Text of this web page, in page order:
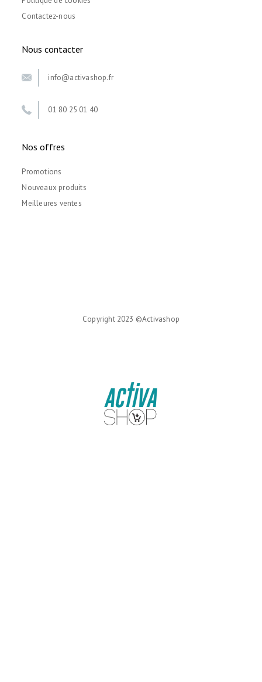
Contactez-nous
Nous contacter
info@activashop.fr
01 80 25 01 40
Nos offres
Promotions
Nouveaux produits
Meilleures ventes
Copyright 2023 ©Activashop